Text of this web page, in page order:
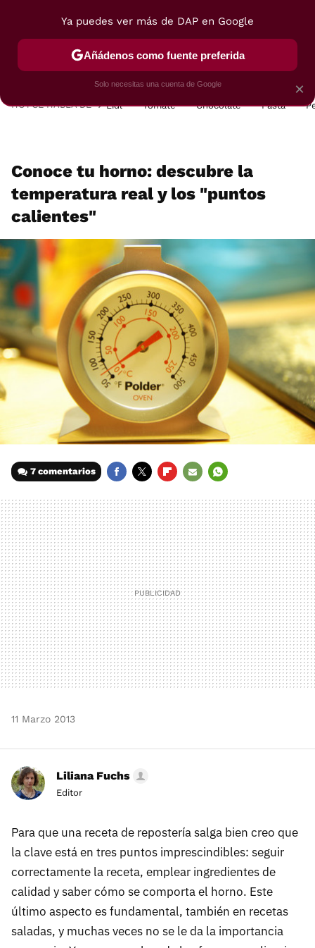
POSTRES VIAJES SELECCIÓN VEGUI
HOY SE HABLA DE Lidl Tomate Chocolate Pasta
Conoce tu horno: descubre la
temperatura real y los "puntos
calientes"
7 comentarios
MAIL
11 Marzo 2013
Liliana Fuchs
Editor
Para que una receta de repostería salga bien creo que
la clave está en tres puntos imprescindibles: seguir
correctamente la receta, emplear ingredientes de
calidad y saber cómo se comporta el horno. Este
último aspecto es fundamental, también en recetas
saladas, y muchas veces no se le da la importancia
×
Ya puedes ver más de DAP en Google
Añádenos como fuente preferida
Solo necesitas una cuenta de Google